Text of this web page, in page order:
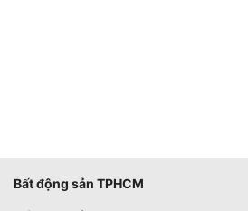
Bất động sản TPHCM